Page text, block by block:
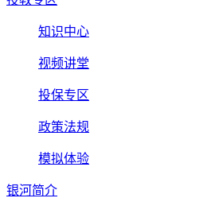
知识中心
视频讲堂
投保专区
政策法规
模拟体验
银河简介